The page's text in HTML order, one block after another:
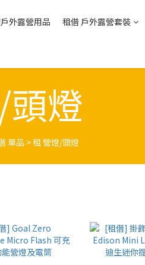
外露營用品 租借 戶外露營套裝
燈
單品 >租 營燈/頭燈